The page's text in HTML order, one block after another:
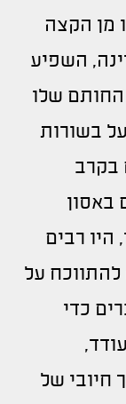
מן הקצה
השפיע
שלו
בשורות
בקרב
באסון
רבים
להתווכח על
כדי
חיובי של